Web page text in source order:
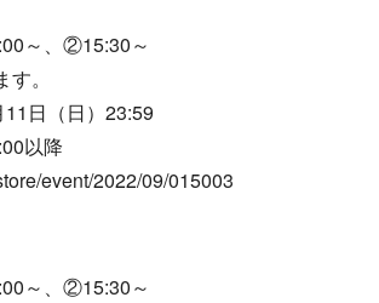
～、②15:30～
。
日（日）23:59
以降
event/2022/09/015003
～、②15:30～